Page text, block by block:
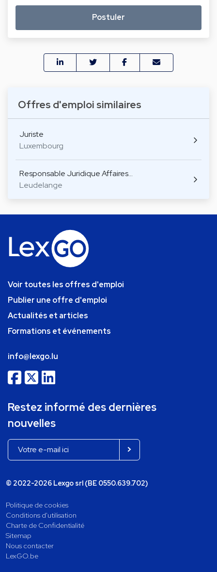
Offres d'emploi similaires
Juriste
Luxembourg
Responsable Juridique Affaires…
Leudelange
Postuler
Voir toutes les offres d'emploi
Publier une offre d'emploi
Actualités et articles
Formations et événements
info@lexgo.lu
Restez informé des dernières
nouvelles
© 2022-2026 Lexgo srl (BE 0550.639.702)
Politique de cookies
Conditions d'utilisation
Charte de Confidentialité
Sitemap
Nous contacter
LexGO.be